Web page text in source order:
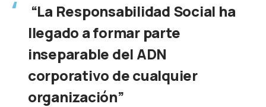
“La Responsabilidad Social ha
llegado a formar parte
inseparable del ADN
corporativo de cualquier
organización”